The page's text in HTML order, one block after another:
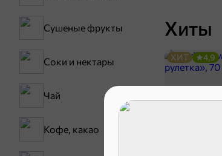
Сушеные фрукты
Соки и нектары
Чай
Кофе, какао
Хиты
ХИТ 4,9